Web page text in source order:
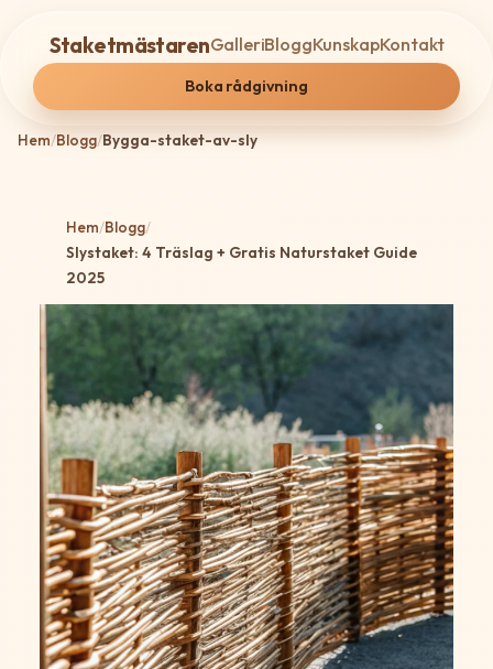
StaketmästarenGalleriBloggKunskapKontakt
Boka rådgivning
Hem/Blogg/Bygga-staket-av-sly
Hem/Blogg/
Slystaket: 4 Träslag + Gratis Naturstaket Guide
2025